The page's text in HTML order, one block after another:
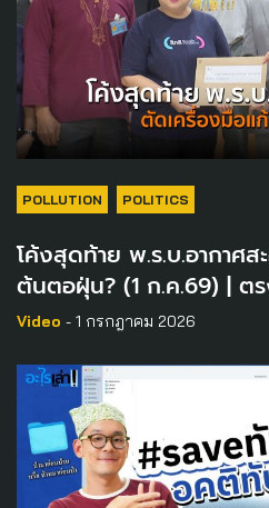
POLLUTION POLITICS
โค้งสุดท้าย พ.ร.บ.อากาศ
ต้นตอฝุ่น? (1 ก.ค.69) | ตร
Video - 1 กรกฎาคม 2026